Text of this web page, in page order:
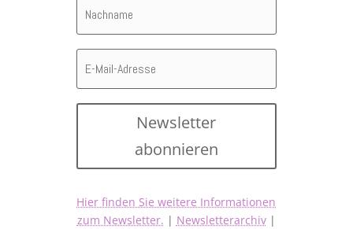
Newsletter
abonnieren
Hier finden Sie weitere Informationen
zum Newsletter. | Newsletterarchiv|